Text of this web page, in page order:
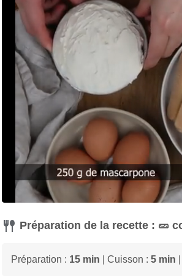
Préparation de la recette : 🥒
Préparation : 15 min | Cuisson : 5 min